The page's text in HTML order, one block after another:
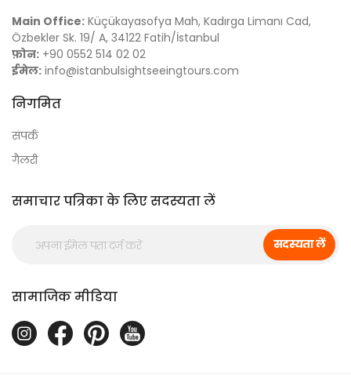
Main Office: Küçükayasofya Mah, Kadırga Limanı Cad,
Özbekler Sk. 19/ A, 34122 Fatih/İstanbul
फ़ोन: +90 0552 514 02 02
ईमेल: info@istanbulsightseeingtours.com
निगमित
संपर्क
गैलरी
समाचार पत्रिका के लिए सदस्यता लें
सदस्यता लें
सामाजिक मीडिया